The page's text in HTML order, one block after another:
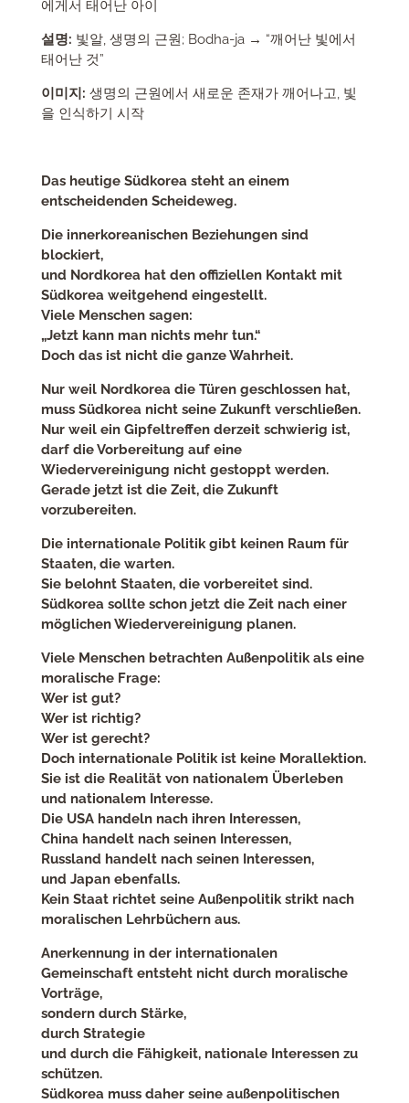
에게서 태어난 아이
설명: 빛알, 생명의 근원; Bodha-ja → “깨어난 빛에서
태어난 것”
이미지: 생명의 근원에서 새로운 존재가 깨어나고, 빛
을 인식하기 시작
Das heutige Südkorea steht an einem
entscheidenden Scheideweg.
Die innerkoreanischen Beziehungen sind
blockiert,
und Nordkorea hat den offiziellen Kontakt mit
Südkorea weitgehend eingestellt.
Viele Menschen sagen:
„Jetzt kann man nichts mehr tun.“
Doch das ist nicht die ganze Wahrheit.
Nur weil Nordkorea die Türen geschlossen hat,
muss Südkorea nicht seine Zukunft verschließen.
Nur weil ein Gipfeltreffen derzeit schwierig ist,
darf die Vorbereitung auf eine
Wiedervereinigung nicht gestoppt werden.
Gerade jetzt ist die Zeit, die Zukunft
vorzubereiten.
Die internationale Politik gibt keinen Raum für
Staaten, die warten.
Sie belohnt Staaten, die vorbereitet sind.
Südkorea sollte schon jetzt die Zeit nach einer
möglichen Wiedervereinigung planen.
Viele Menschen betrachten Außenpolitik als eine
moralische Frage:
Wer ist gut?
Wer ist richtig?
Wer ist gerecht?
Doch internationale Politik ist keine Morallektion.
Sie ist die Realität von nationalem Überleben
und nationalem Interesse.
Die USA handeln nach ihren Interessen,
China handelt nach seinen Interessen,
Russland handelt nach seinen Interessen,
und Japan ebenfalls.
Kein Staat richtet seine Außenpolitik strikt nach
moralischen Lehrbüchern aus.
Anerkennung in der internationalen
Gemeinschaft entsteht nicht durch moralische
Vorträge,
sondern durch Stärke,
durch Strategie
und durch die Fähigkeit, nationale Interessen zu
schützen.
Südkorea muss daher seine außenpolitischen